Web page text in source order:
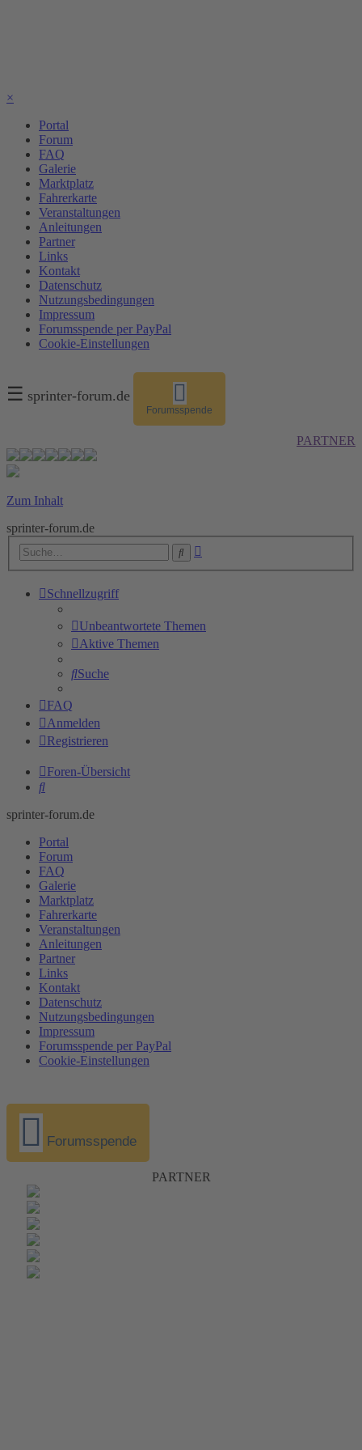
×
Portal
Forum
FAQ
Galerie
Marktplatz
Fahrerkarte
Veranstaltungen
Anleitungen
Partner
Links
Kontakt
Datenschutz
Nutzungsbedingungen
Impressum
Forumsspende per PayPal
Cookie-Einstellungen
☰ sprinter-forum.de
Forumsspende
PARTNER
Zum Inhalt
sprinter-forum.de
Suche
Schnellzugriff
Unbeantwortete Themen
Aktive Themen
Suche
FAQ
Anmelden
Registrieren
Foren-Übersicht
Suche
sprinter-forum.de
Portal
Forum
FAQ
Galerie
Marktplatz
Fahrerkarte
Veranstaltungen
Anleitungen
Partner
Links
Kontakt
Datenschutz
Nutzungsbedingungen
Impressum
Forumsspende per PayPal
Cookie-Einstellungen
Forumsspende
PARTNER